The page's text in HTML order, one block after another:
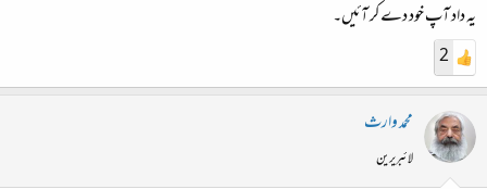
یہ داد آپ خود دے کر آئیں۔
2
محمد وارث
لائبریرین